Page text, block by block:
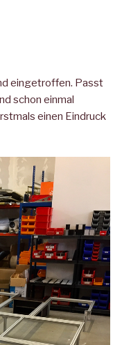
eingetroffen. Passt
schon einmal
einen Eindruck